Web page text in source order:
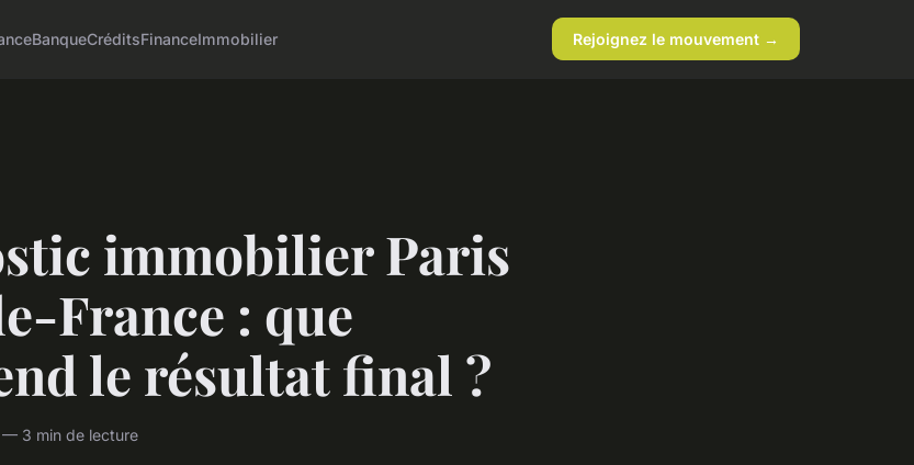
BanqueCréditsFinanceImmobilier Rejoignez le mouvement →
immobilier Paris
France : que
le résultat final ?
3 min de lecture